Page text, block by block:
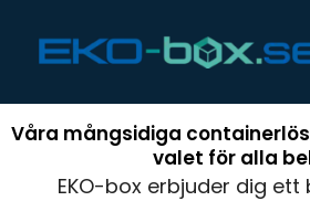
Våra mångsidiga
valet för alla
EKO-box erbjuder dig